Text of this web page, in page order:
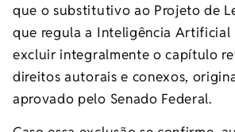
que o substitutivo ao Projeto de
que regula a Inteligência Artificial
excluir integralmente o capítulo
direitos autorais e conexos,
aprovado pelo Senado Federal.